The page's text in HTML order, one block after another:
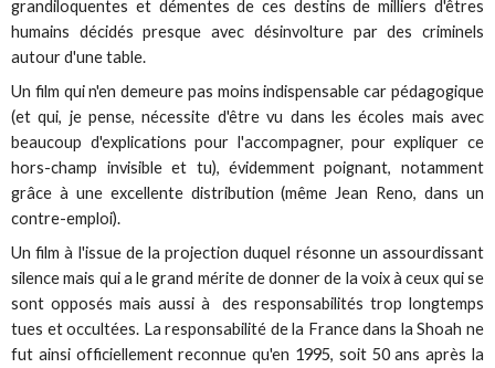
grandiloquentes et démentes de ces destins de milliers d'êtres
humains décidés presque avec désinvolture par des criminels
autour d'une table.
Un film qui n'en demeure pas moins indispensable car pédagogique
(et qui, je pense, nécessite d'être vu dans les écoles mais avec
beaucoup d'explications pour l'accompagner, pour expliquer ce
hors-champ invisible et tu), évidemment poignant, notamment
grâce à une excellente distribution (même Jean Reno, dans un
contre-emploi).
Un film à l'issue de la projection duquel résonne un assourdissant
silence mais qui a le grand mérite de donner de la voix à ceux qui se
sont opposés mais aussi à des responsabilités trop longtemps
tues et occultées. La responsabilité de la France dans la Shoah ne
fut ainsi officiellement reconnue qu'en 1995, soit 50 ans après la